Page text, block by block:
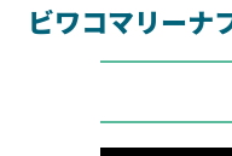
ビワコマリーナ